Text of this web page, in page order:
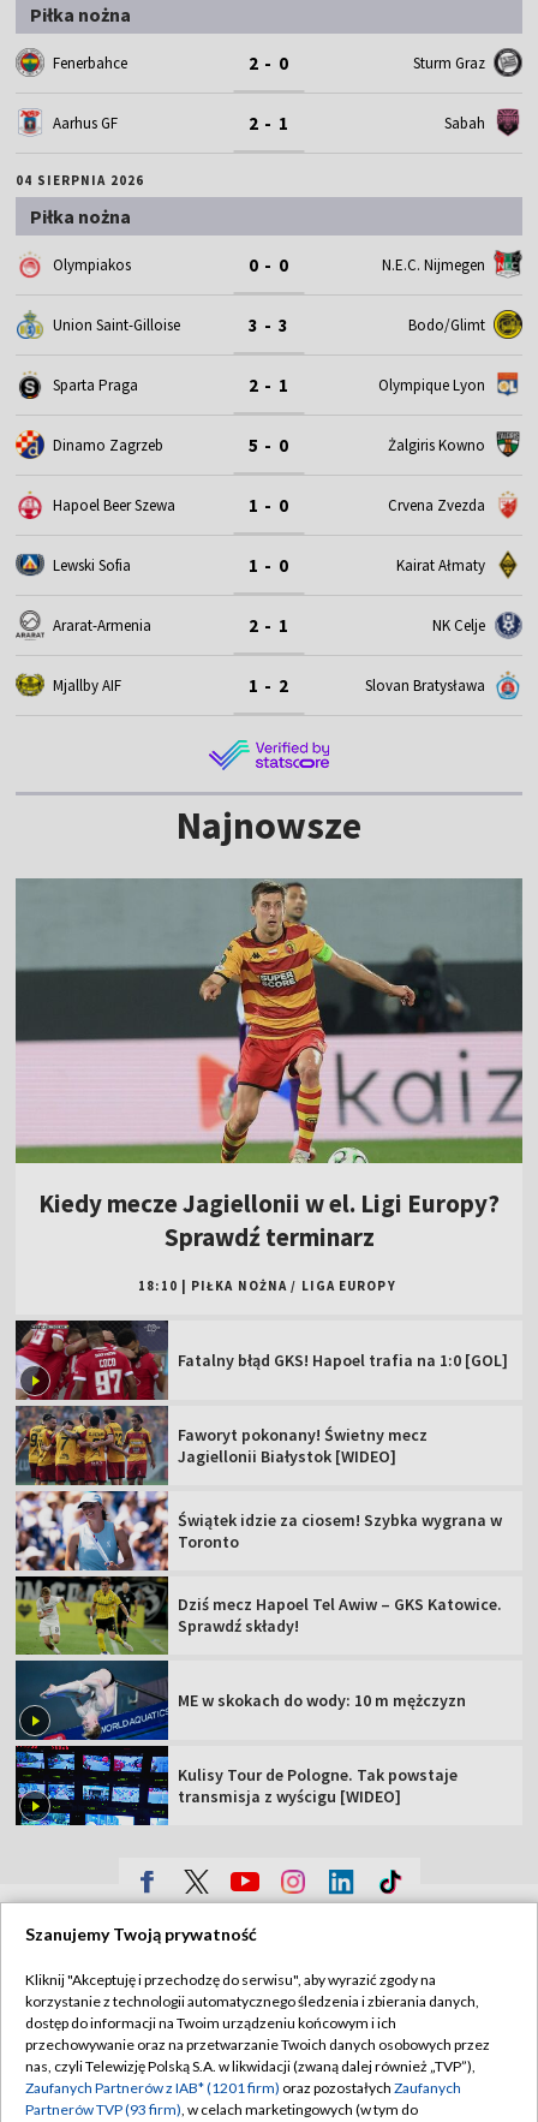
Piłka nożna
Fenerbahce 2 - 0 Sturm Graz
Aarhus GF 2 - 1 Sabah
04 SIERPNIA 2026
Piłka nożna
Olympiakos 0 - 0 N.E.C. Nijmegen
Union Saint-Gilloise 3 - 3 Bodo/Glimt
Sparta Praga 2 - 1 Olympique Lyon
Dinamo Zagrzeb 5 - 0 Żalgiris Kowno
Hapoel Beer Szewa 1 - 0 Crvena Zvezda
Lewski Sofia 1 - 0 Kairat Ałmaty
Ararat-Armenia 2 - 1 NK Celje
Mjallby AIF 1 - 2 Slovan Bratysława
Najnowsze
Kiedy mecze Jagiellonii w el. Ligi Europy?
Sprawdź terminarz
18:10 PIŁKA NOŻNA / LIGA EUROPY
Fatalny błąd GKS! Hapoel trafia na 1:0 [GOL]
Faworyt pokonany! Świetny mecz
Jagiellonii Białystok [WIDEO]
Świątek idzie za ciosem! Szybka wygrana w
Toronto
Dziś mecz Hapoel Tel Awiw – GKS Katowice.
Sprawdź składy!
ME w skokach do wody: 10 m mężczyzn
Kulisy Tour de Pologne. Tak powstaje
transmisja z wyścigu [WIDEO]
Sklep TVP
Biuro Reklamy
Oferta Handlowa
Telegazeta ogłoszenia
Polityka prywatności
Moje zgody
Biuro reklamy
Kontakt
Szanujemy Twoją prywatność
Kliknij "Akceptuję i przechodzę do serwisu", aby wyrazić zgody na
korzystanie z technologii automatycznego śledzenia i zbierania danych,
dostęp do informacji na Twoim urządzeniu końcowym i ich
przechowywanie oraz na przetwarzanie Twoich danych osobowych przez
nas, czyli Telewizję Polską S.A. w likwidacji (zwaną dalej również „TVP”),
Zaufanych Partnerów z IAB* (1201 firm) oraz pozostałych Zaufanych
Partnerów TVP (93 firm), w celach marketingowych (w tym do